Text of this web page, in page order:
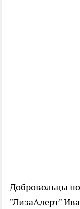
Добровольцы
"ЛизаАлерт"